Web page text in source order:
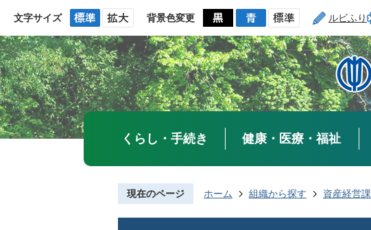
文字サイズ 背景色変更 ルビふり
くらし・手続き 健康・医療・福祉
現在のページ ホーム 組織から探す 資産経営課